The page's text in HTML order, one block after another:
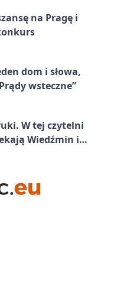
na Pragę i
dom i słowa,
wsteczne”
W tej czytelni
Wiedźmin i